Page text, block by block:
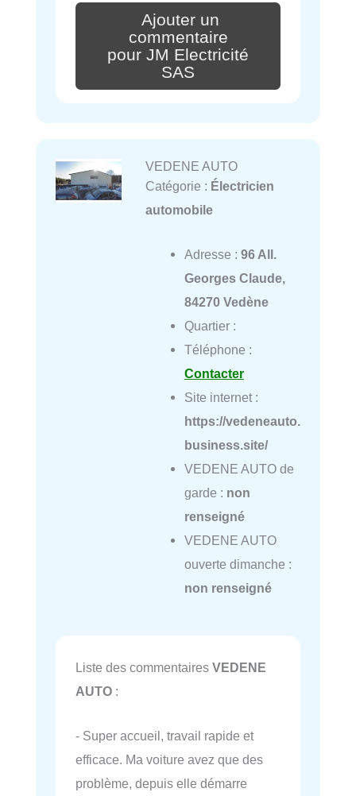
Ajouter un
commentaire
pour JM Electricité
SAS
VEDENE AUTO
Catégorie : Électricien
automobile
Adresse : 96 All.
Georges Claude,
84270 Vedène
Quartier :
Téléphone :
Contacter
Site internet :
https://vedeneauto.
business.site/
VEDENE AUTO de
garde : non
renseigné
VEDENE AUTO
ouverte dimanche :
non renseigné
Liste des commentaires VEDENE
AUTO :
- Super accueil, travail rapide et
efficace. Ma voiture avez que des
problème, depuis elle démarre